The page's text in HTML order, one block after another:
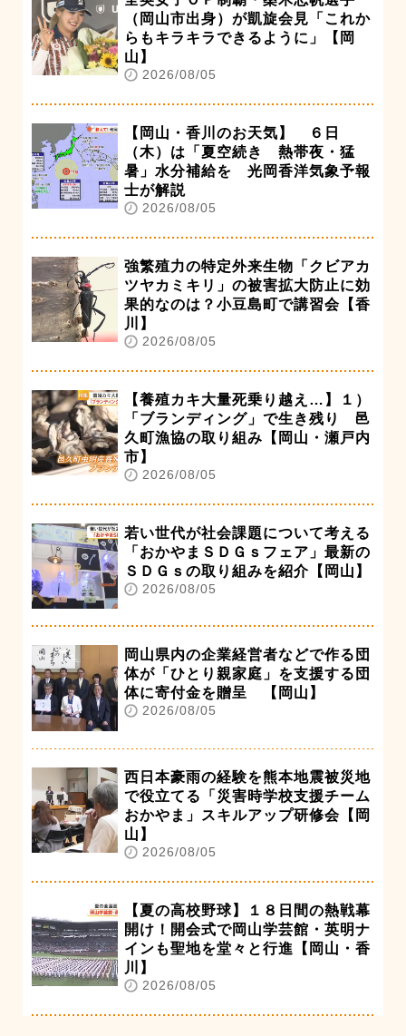
（岡山市出身）が凱旋会見「これか
らもキラキラできるように」【岡
山】
2026/08/05
【岡山・香川のお天気】 ６日
（木）は「夏空続き 熱帯夜・猛
暑」水分補給を 光岡香洋気象予報
士が解説
2026/08/05
強繁殖力の特定外来生物「クビアカ
ツヤカミキリ」の被害拡大防止に効
果的なのは？小豆島町で講習会【香
川】
2026/08/05
【養殖カキ大量死乗り越え…】１）
「ブランディング」で生き残り 邑
久町漁協の取り組み【岡山・瀬戸内
市】
2026/08/05
若い世代が社会課題について考える
「おかやまＳＤＧｓフェア」最新の
ＳＤＧｓの取り組みを紹介【岡山】
2026/08/05
岡山県内の企業経営者などで作る団
体が「ひとり親家庭」を支援する団
体に寄付金を贈呈 【岡山】
2026/08/05
西日本豪雨の経験を熊本地震被災地
で役立てる「災害時学校支援チーム
おかやま」スキルアップ研修会【岡
山】
2026/08/05
【夏の高校野球】１８日間の熱戦幕
開け！開会式で岡山学芸館・英明ナ
インも聖地を堂々と行進【岡山・香
川】
2026/08/05